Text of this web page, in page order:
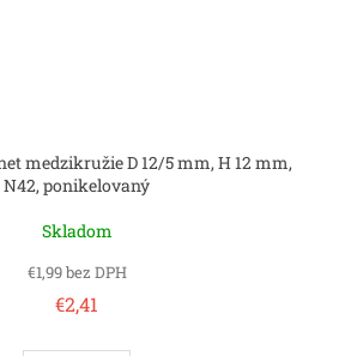
medzikružie D 12/5 mm, H 12 mm,
N42, ponikelovaný
Skladom
€1,99 bez DPH
€2,41